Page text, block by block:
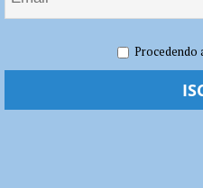
Fiorenzuola CALCIO
Carlofilippo Vardelli
Procedendo